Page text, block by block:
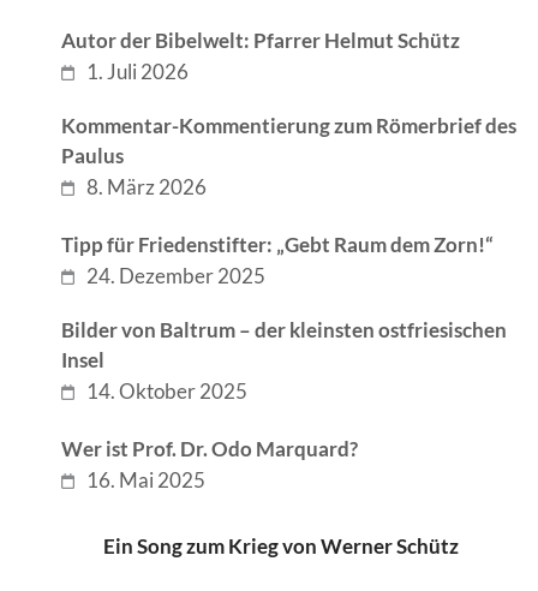
Autor der Bibelwelt: Pfarrer Helmut Schütz
1. Juli 2026
Kommentar-Kommentierung zum Römerbrief des
Paulus
8. März 2026
Tipp für Friedenstifter: „Gebt Raum dem Zorn!“
24. Dezember 2025
Bilder von Baltrum – der kleinsten ostfriesischen
Insel
14. Oktober 2025
Wer ist Prof. Dr. Odo Marquard?
16. Mai 2025
Ein Song zum Krieg von Werner Schütz